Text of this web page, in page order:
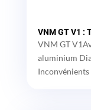
VNM GT V1 :
VNM GT
aluminium
Inconvénients